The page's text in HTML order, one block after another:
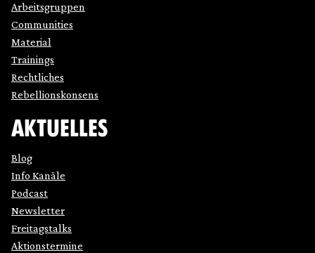
Arbeitsgruppen
Communities
Material
Trainings
Rechtliches
Rebellionskonsens
AKTUELLES
Blog
Info Kanäle
Podcast
Newsletter
Freitagstalks
Aktionstermine